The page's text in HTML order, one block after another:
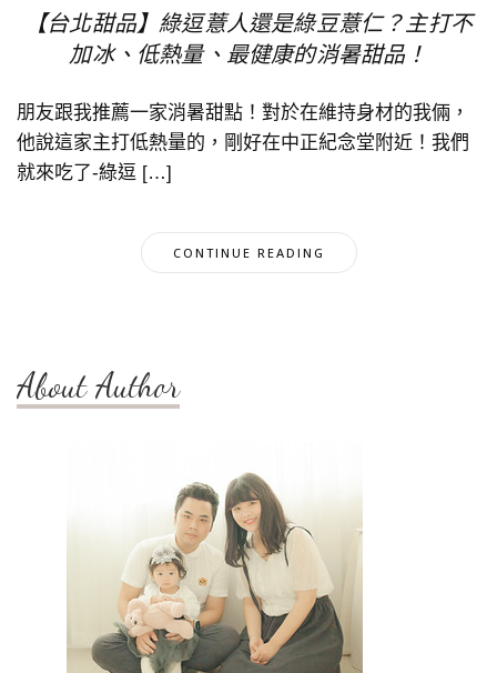
【台北甜品】綠逗薏人還是綠豆薏仁？主打不
加冰、低熱量、最健康的消暑甜品！
朋友跟我推薦一家消暑甜點！對於在維持身材的我倆，
他說這家主打低熱量的，剛好在中正紀念堂附近！我們
就來吃了-綠逗 […]
CONTINUE READING
About Author